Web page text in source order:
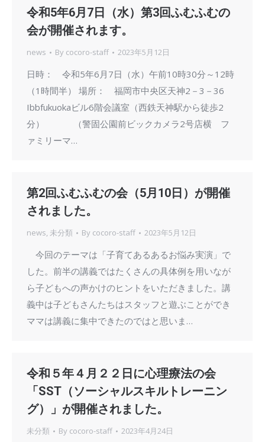
令和5年6月7日（水）第3回ふむふむの
会が開催されます。
news By cocoro-staff 2023年5月12日
日時： 令和5年6月7日（水）午前10時30分～12時
（1時間半） 場所： 福岡市中央区天神2－3－36
Ibbfukuokaビル6階会議室（西鉄天神駅から徒歩2
分） （警固公園前ビックカメラ2号店横 フ
ァミリーマ…
第2回ふむふむの会（5月10日）が開催
されました。
news, 未分類 By cocoro-staff 2023年5月12日
今回のテーマは「子育てあるあるお悩み実演」で
した。前半の講義ではたくさんの具体例を用いなが
ら子どもへの声かけのヒントをいただきました。講
義中は子どもさんたちはスタッフと遊ぶことができ
ママは講義に集中できたのではと思いま…
令和５年４月２２日に心理療法の会
「SST（ソーシャルスキルトレーニン
グ）」が開催されました。
未分類 By cocoro-staff 2023年4月24日